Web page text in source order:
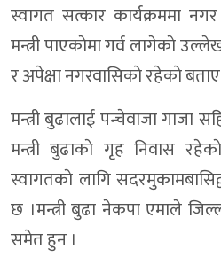
स्वागत सत्कार कार्यक्रममा
मन्त्री पाएकाेमा गर्व लागेकाे
र अपेक्षा नगरवासिकाे रहेकाे
मन्त्री बुढालाई पन्चेवाजा गाजा
मन्त्री बुढाकाे गृह निवास
स्वागतकाे लागि
छ ।मन्त्री बुढा नेकपा एमाले
समेत हुन ।